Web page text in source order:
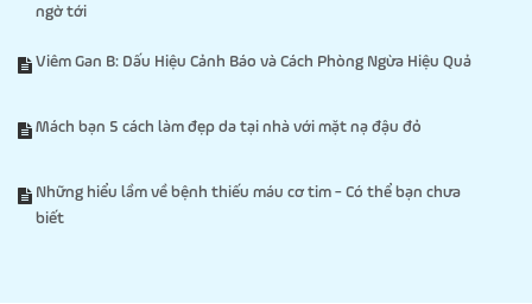
ngờ tới
Viêm Gan B: Dấu Hiệu Cảnh Báo và Cách Phòng Ngừa Hiệu Quả
Mách bạn 5 cách làm đẹp da tại nhà với mặt nạ đậu đỏ
Những hiểu lầm về bệnh thiếu máu cơ tim - Có thể bạn chưa
biết